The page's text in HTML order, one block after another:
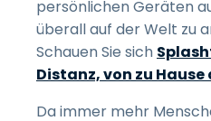
persönlichen Geräten
überall auf der Welt zu
Schauen Sie sich
Distanz, von zu
Da immer mehr